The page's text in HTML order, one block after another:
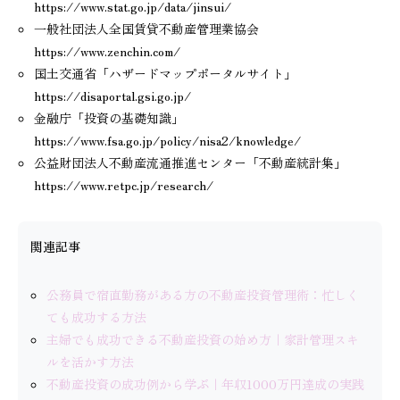
https://www.stat.go.jp/data/jinsui/
一般社団法人全国賃貸不動産管理業協会
https://www.zenchin.com/
国土交通省「ハザードマップポータルサイト」
https://disaportal.gsi.go.jp/
金融庁「投資の基礎知識」
https://www.fsa.go.jp/policy/nisa2/knowledge/
公益財団法人不動産流通推進センター「不動産統計集」
https://www.retpc.jp/research/
関連記事
公務員で宿直勤務がある方の不動産投資管理術：忙しく
ても成功する方法
主婦でも成功できる不動産投資の始め方｜家計管理スキ
ルを活かす方法
不動産投資の成功例から学ぶ｜年収1000万円達成の実践